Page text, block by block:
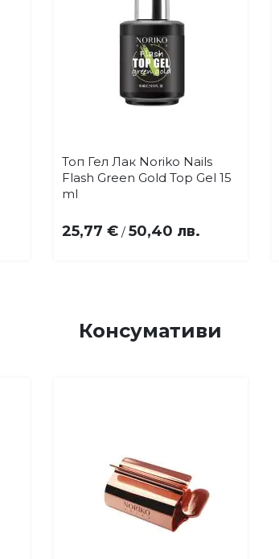
Добави
в
Купи
Топ Гел Лак Noriko Nails
Flash Green Gold Top Gel 15
ml
25,77 € / 50,40 лв.
Консумативи